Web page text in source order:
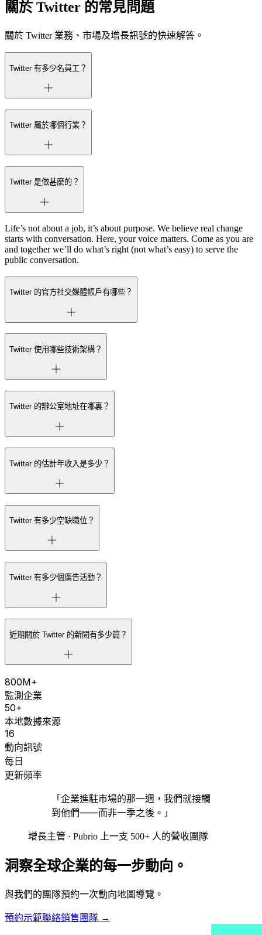
關於 Twitter 的常見問題
關於 Twitter 業務、市場及增長訊號的快速解答。
Twitter 有多少名員工？
Twitter 屬於哪個行業？
Twitter 是做甚麼的？
Life’s not about a job, it’s about purpose. We believe real change
starts with conversation. Here, your voice matters. Come as you are
and together we’ll do what’s right (not what’s easy) to serve the
public conversation.
Twitter 的官方社交媒體帳戶有哪些？
Twitter 使用哪些技術架構？
Twitter 的辦公室地址在哪裏？
Twitter 的估計年收入是多少？
Twitter 有多少空缺職位？
Twitter 有多少個廣告活動？
近期關於 Twitter 的新聞有多少篇？
800M+
監測企業
50+
本地數據來源
16
動向訊號
每日
更新頻率
「企業進駐市場的那一週，我們就接觸
到他們——而非一季之後。」
增長主管 · Pubrio 上一支 500+ 人的營收團隊
洞察全球企業的每一步動向。
與我們的團隊預約一次動向地圖導覽。
預約示範聯絡銷售團隊 →